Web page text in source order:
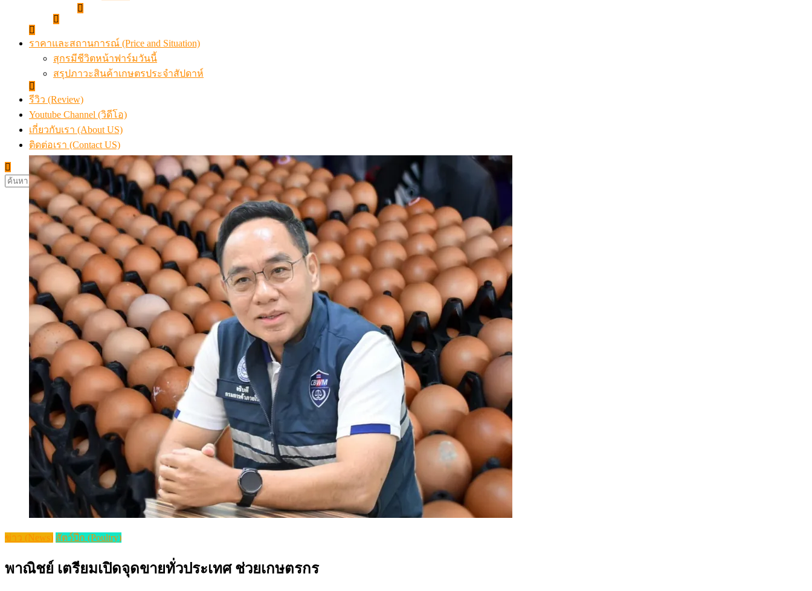
ราคาและสถานการณ์ (Price and Situation)
สุกรมีชีวิตหน้าฟาร์มวันนี้
สรุปภาวะสินค้าเกษตรประจำสัปดาห์
รีวิว (Review)
Youtube Channel (วิดีโอ)
เกี่ยวกับเรา (About US)
ติดต่อเรา (Contact US)
ค้นหา
สำหรับ:
ข่าว (News) สัตว์ปีก (Poultry)
พาณิชย์ เตรียมเปิดจุดขายทั่วประเทศ ช่วยเกษตรกร